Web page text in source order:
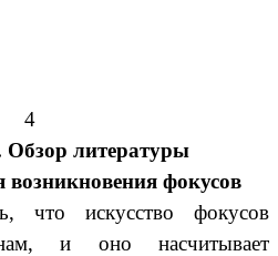
4
Обзор литературы
возникновения фокусов
что искусство фокусов
и оно насчитывает